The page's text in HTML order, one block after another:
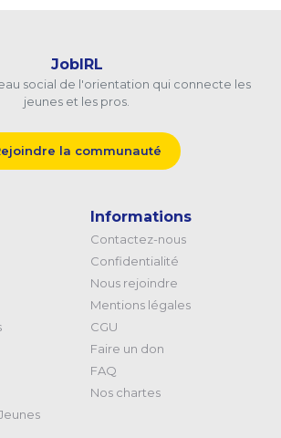
JobIRL
social de l'orientation qui connecte les
jeunes et les pros.
la communauté
Informations
Contactez-nous
Confidentialité
Nous rejoindre
Mentions légales
CGU
Faire un don
FAQ
Nos chartes